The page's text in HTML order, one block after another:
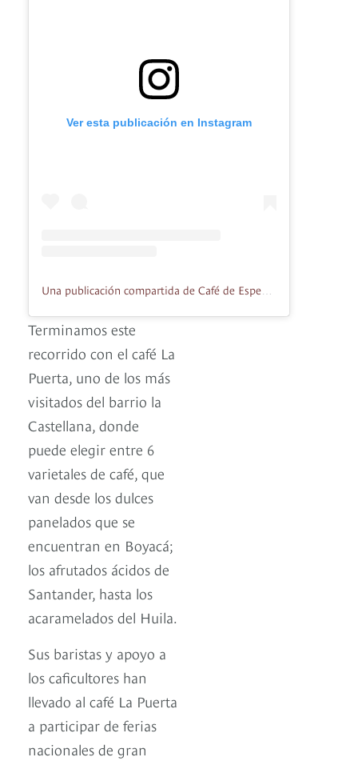
Ver esta publicación en Instagram
Terminamos este
recorrido con el café La
Puerta, uno de los más
visitados del barrio la
Castellana, donde
puede elegir entre 6
varietales de café, que
van desde los dulces
panelados que se
encuentran en Boyacá;
los afrutados ácidos de
Santander, hasta los
acaramelados del Huila.
Sus baristas y apoyo a
los caficultores han
llevado al café La Puerta
a participar de ferias
nacionales de gran